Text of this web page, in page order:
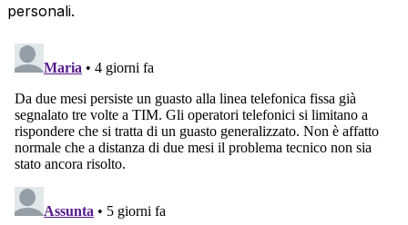
personali.